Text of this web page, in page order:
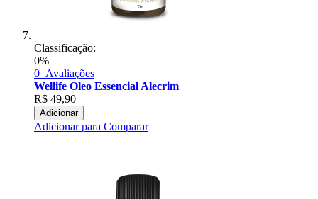
Classificação:
0%
0 Avaliações
Wellife Oleo Essencial Alecrim
R$ 49,90
Adicionar
Adicionar para Comparar